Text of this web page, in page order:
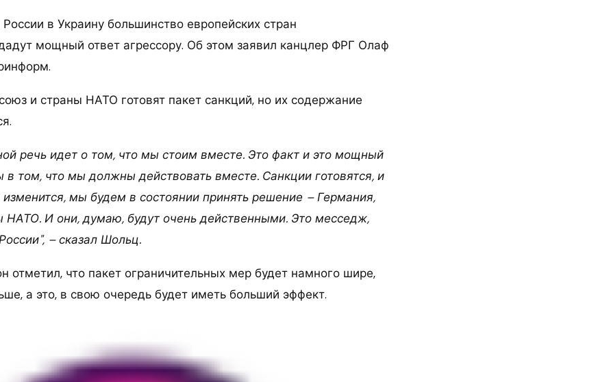
в Украину большинство европейских стран
мощный ответ агрессору. Об этом заявил канцлер ФРГ Олаф
и страны НАТО готовят пакет санкций, но их содержание
речь идет о том, что мы стоим вместе. Это факт и это мощный
том, что мы должны действовать вместе. Санкции готовятся, и
изменится, мы будем в состоянии принять решение – Германия,
НАТО. И они, думаю, будут очень действенными. Это месседж,
– сказал Шольц.
отметил, что пакет ограничительных мер будет намного шире,
а это, в свою очередь будет иметь больший эффект.